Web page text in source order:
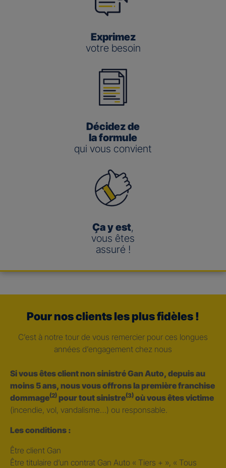
Exprimez
votre besoin
Décidez de
la formule
qui vous convient
Ça y est,
vous êtes
assuré !
Pour nos clients les plus fidèles !
C’est à notre tour de vous remercier pour ces longues
années d’engagement chez nous
Si vous êtes client non sinistré Gan Auto, depuis au
moins 5 ans, nous vous offrons la première franchise
dommage(2) pour tout sinistre(3) où vous êtes victime
(incendie, vol, vandalisme…) ou responsable.
Les conditions :
Être client Gan
Être titulaire d’un contrat Gan Auto « Tiers + », « Tous